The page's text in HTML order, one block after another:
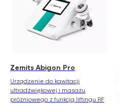
Zemits Abigon Pro
Urządzenie do kawitacji
ultradźwiękowej i masażu
próżniowego z funkcją liftingu RF